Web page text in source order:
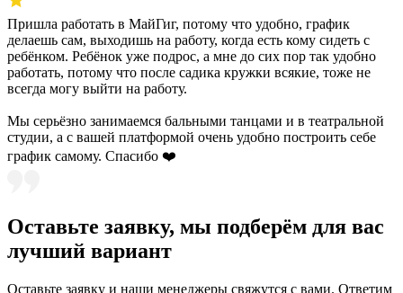
Пришла работать в МайГиг, потому что удобно, график
делаешь сам, выходишь на работу, когда есть кому сидеть с
ребёнком. Ребёнок уже подрос, а мне до сих пор так удобно
работать, потому что после садика кружки всякие, тоже не
всегда могу выйти на работу.
Мы серьёзно занимаемся бальными танцами и в театральной
студии, а с вашей платформой очень удобно построить себе
график самому. Спасибо ❤️
Оставьте заявку, мы подберём для вас
лучший вариант
Оставьте заявку и наши менеджеры свяжутся c вами. Ответим